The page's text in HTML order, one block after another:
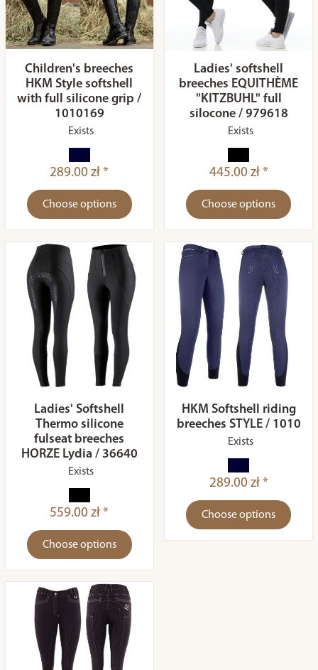
Children's breeches
HKM Style softshell
with full silicone grip /
1010169
Exists
289.00 zł *
Choose options
Ladies' softshell
breeches EQUITHÈME
"KITZBUHL" full
silocone / 979618
Exists
445.00 zł *
Choose options
Ladies' Softshell
Thermo silicone
fulseat breeches
HORZE Lydia / 36640
Exists
559.00 zł *
Choose options
HKM Softshell riding
breeches STYLE / 1010
Exists
289.00 zł *
Choose options